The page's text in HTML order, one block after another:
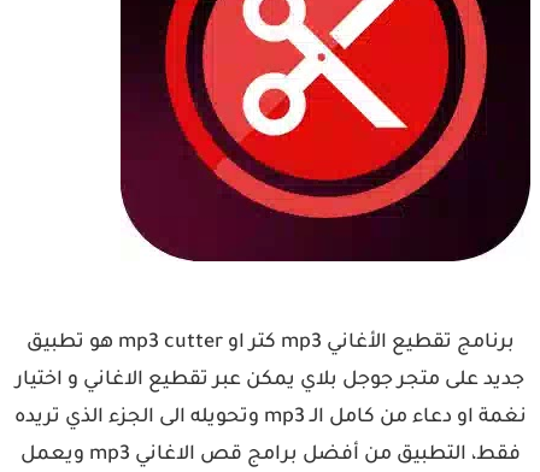
برنامج تقطيع الأغاني mp3 كتر او mp3 cutter هو تطبيق
جديد على متجر جوجل بلاي يمكن عبر تقطيع الاغاني و اختيار
نغمة او دعاء من كامل الـ mp3 وتحويله الى الجزء الذي تريده
فقط، التطبيق من أفضل برامج قص الاغاني mp3 ويعمل